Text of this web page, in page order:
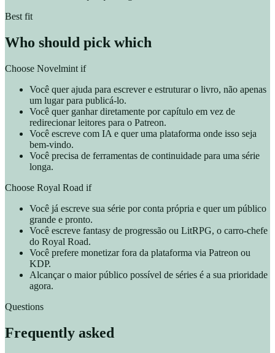
Best fit
Who should pick which
Choose Novelmint if
Você quer ajuda para escrever e estruturar o livro, não apenas
um lugar para publicá-lo.
Você quer ganhar diretamente por capítulo em vez de
redirecionar leitores para o Patreon.
Você escreve com IA e quer uma plataforma onde isso seja
bem-vindo.
Você precisa de ferramentas de continuidade para uma série
longa.
Choose Royal Road if
Você já escreve sua série por conta própria e quer um público
grande e pronto.
Você escreve fantasy de progressão ou LitRPG, o carro-chefe
do Royal Road.
Você prefere monetizar fora da plataforma via Patreon ou
KDP.
Alcançar o maior público possível de séries é a sua prioridade
agora.
Questions
Frequently asked